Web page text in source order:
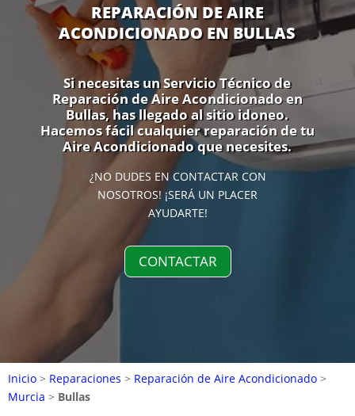
REPARACIÓN DE AIRE
ACONDICIONADO EN BULLAS
Si necesitas un Servicio Técnico de
Reparación de Aire Acondicionado en
Bullas, has llegado al sitio idoneo.
Hacemos fácil cualquier reparación de tu
Aire Acondicionado que necesites.
¿NO DUDES EN CONTACTAR CON
NOSOTROS! ¡SERÁ UN PLACER
AYUDARTE!
CONTACTAR
Inicio > Reparaciones > Reparación de Aire Acondicionado >
Murcia > Bullas